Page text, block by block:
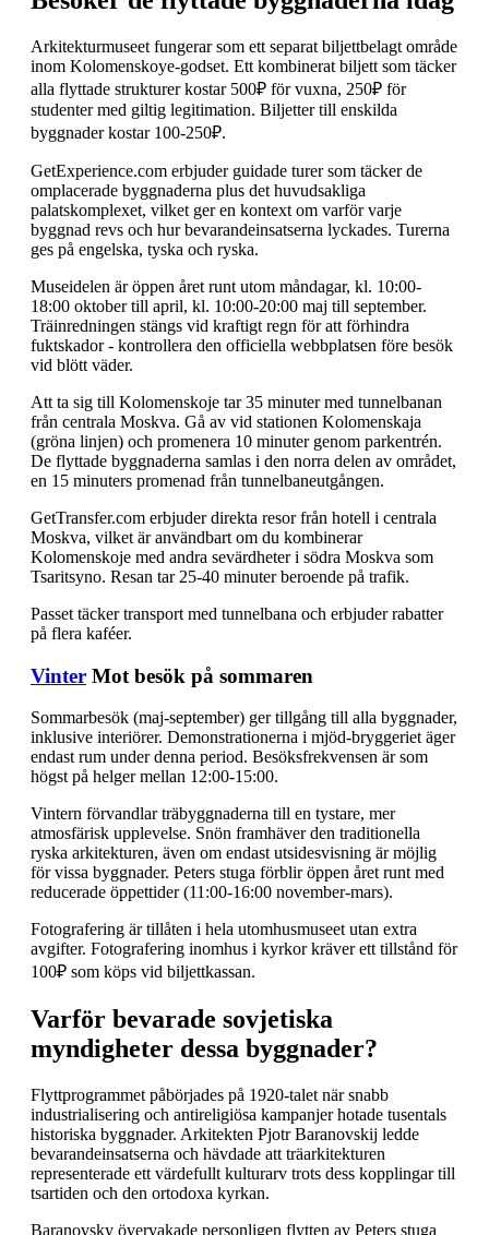
Arkitekturmuseet fungerar som ett separat biljettbelagt område
inom Kolomenskoye-godset. Ett kombinerat biljett som täcker
alla flyttade strukturer kostar 500₽ för vuxna, 250₽ för
studenter med giltig legitimation. Biljetter till enskilda
byggnader kostar 100-250₽.
GetExperience.com erbjuder guidade turer som täcker de
omplacerade byggnaderna plus det huvudsakliga
palatskomplexet, vilket ger en kontext om varför varje
byggnad revs och hur bevarandeinsatserna lyckades. Turerna
ges på engelska, tyska och ryska.
Museidelen är öppen året runt utom måndagar, kl. 10:00-
18:00 oktober till april, kl. 10:00-20:00 maj till september.
Träinredningen stängs vid kraftigt regn för att förhindra
fuktskador - kontrollera den officiella webbplatsen före besök
vid blött väder.
Att ta sig till Kolomenskoje tar 35 minuter med tunnelbanan
från centrala Moskva. Gå av vid stationen Kolomenskaja
(gröna linjen) och promenera 10 minuter genom parkentrén.
De flyttade byggnaderna samlas i den norra delen av området,
en 15 minuters promenad från tunnelbaneutgången.
GetTransfer.com erbjuder direkta resor från hotell i centrala
Moskva, vilket är användbart om du kombinerar
Kolomenskoje med andra sevärdheter i södra Moskva som
Tsaritsyno. Resan tar 25-40 minuter beroende på trafik.
Passet täcker transport med tunnelbana och erbjuder rabatter
på flera kaféer.
Vinter Mot besök på sommaren
Sommarbesök (maj-september) ger tillgång till alla byggnader,
inklusive interiörer. Demonstrationerna i mjöd-bryggeriet äger
endast rum under denna period. Besöksfrekvensen är som
högst på helger mellan 12:00-15:00.
Vintern förvandlar träbyggnaderna till en tystare, mer
atmosfärisk upplevelse. Snön framhäver den traditionella
ryska arkitekturen, även om endast utsidesvisning är möjlig
för vissa byggnader. Peters stuga förblir öppen året runt med
reducerade öppettider (11:00-16:00 november-mars).
Fotografering är tillåten i hela utomhusmuseet utan extra
avgifter. Fotografering inomhus i kyrkor kräver ett tillstånd för
100₽ som köps vid biljettkassan.
Varför bevarade sovjetiska
myndigheter dessa byggnader?
Flyttprogrammet påbörjades på 1920-talet när snabb
industrialisering och antireligiösa kampanjer hotade tusentals
historiska byggnader. Arkitekten Pjotr Baranovskij ledde
bevarandeinsatserna och hävdade att träarkitekturen
representerade ett värdefullt kulturarv trots dess kopplingar till
tsartiden och den ortodoxa kyrkan.
Baranovsky övervakade personligen flytten av Peters stuga